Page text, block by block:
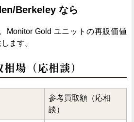
Berkeley なら
Monitor Gold ユニットの再販価値
ます。
場（応相談）
参考買取額（応相
談）